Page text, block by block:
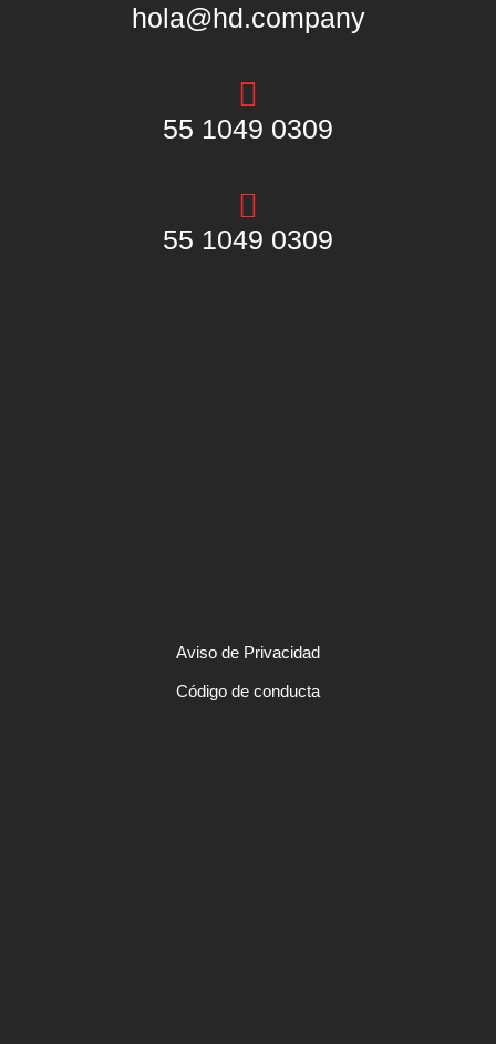
hola@hd.company
55 1049 0309
55 1049 0309
Aviso de Privacidad
Código de conducta